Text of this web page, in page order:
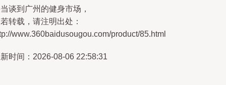
谈到广州的健身市场，
转载，请注明出处：
www.360baidusougou.com/product/85.html
时间：2026-08-06 22:58:31